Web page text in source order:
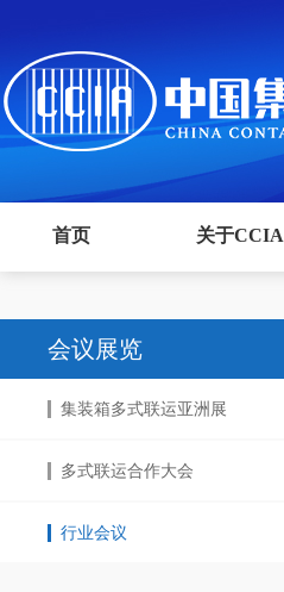
首页 关于CCIA
会议展览
集装箱多式联运亚洲展
多式联运合作大会
行业会议